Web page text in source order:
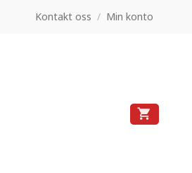
Kontakt oss / Min konto